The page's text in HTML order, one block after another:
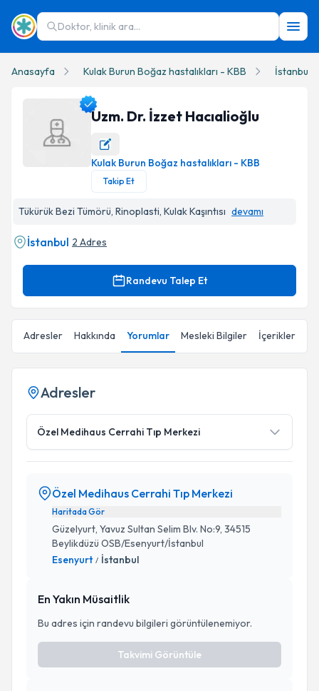
Doktor, klinik ara...
Anasayfa Kulak Burun Boğaz hastalıkları - KBB İstanbul
Uzm. Dr. İzzet Hacıalioğlu Profil Fotoğrafı
Uzm. Dr. İzzet Hacıalioğlu
Kulak Burun Boğaz hastalıkları - KBB
Takip Et
Tükürük Bezi Tümörü, Rinoplasti, Kulak Kaşıntısı devamı
İstanbul 2 Adres
Randevu Talep Et
Adresler Hakkında Yorumlar Mesleki Bilgiler İçerikler
Adresler
Özel Medihaus Cerrahi Tıp Merkezi
Özel Medihaus Cerrahi Tıp Merkezi
Haritada Gör
Güzelyurt, Yavuz Sultan Selim Blv. No:9, 34515
Beylikdüzü OSB/Esenyurt/İstanbul
Esenyurt / İstanbul
En Yakın Müsaitlik
Bu adres için randevu bilgileri görüntülenemiyor.
Takvimi Görüntüle